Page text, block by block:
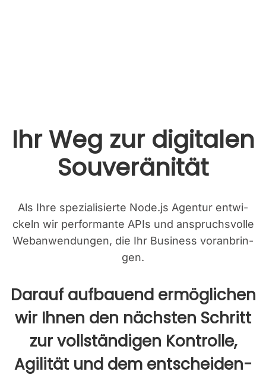
Ihr Weg zur digi­ta­len
Sou­ve­rä­ni­tät
Als Ihre spe­zia­li­sier­te Node.js Agen­tur ent­wi­
ckeln wir per­for­man­te APIs und anspruchs­vol­le
Web­an­wen­dun­gen, die Ihr Busi­ness vor­an­brin­
gen.
Dar­auf auf­bau­end ermög­li­chen
wir Ihnen den nächs­ten Schritt
zur voll­stän­di­gen Kon­trol­le,
Agi­li­tät und dem ent­schei­den­